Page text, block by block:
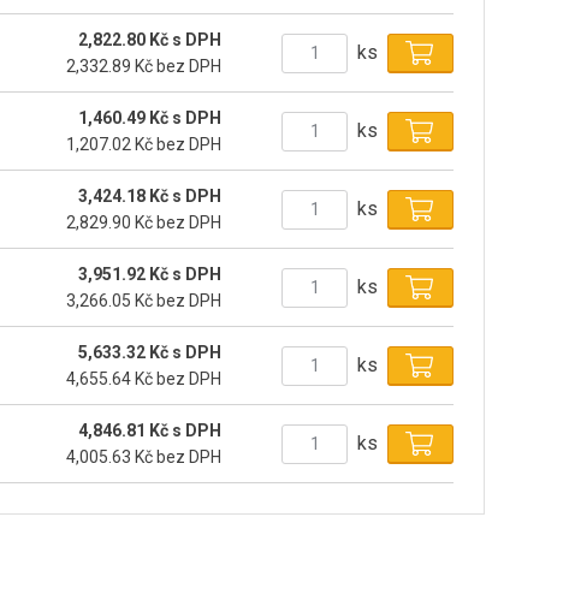
2,822.80 Kč s DPH
2,332.89 Kč bez DPH
ks
1,460.49 Kč s DPH
1,207.02 Kč bez DPH
ks
3,424.18 Kč s DPH
2,829.90 Kč bez DPH
ks
3,951.92 Kč s DPH
3,266.05 Kč bez DPH
ks
5,633.32 Kč s DPH
4,655.64 Kč bez DPH
ks
4,846.81 Kč s DPH
4,005.63 Kč bez DPH
ks